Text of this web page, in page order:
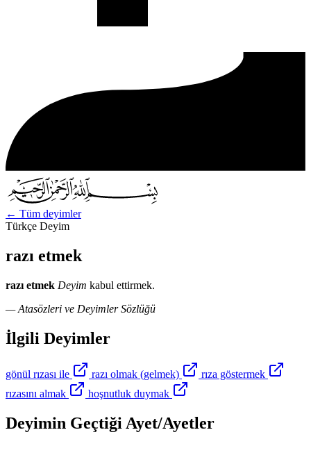
← Tüm deyimler
Türkçe Deyim
razı etmek
razı etmek Deyim kabul ettirmek.
— Atasözleri ve Deyimler Sözlüğü
İlgili Deyimler
gönül rızası ile razı olmak (gelmek)
rıza göstermek
rızasını almak
hoşnutluk duymak
Deyimin Geçtiği Ayet/Ayetler